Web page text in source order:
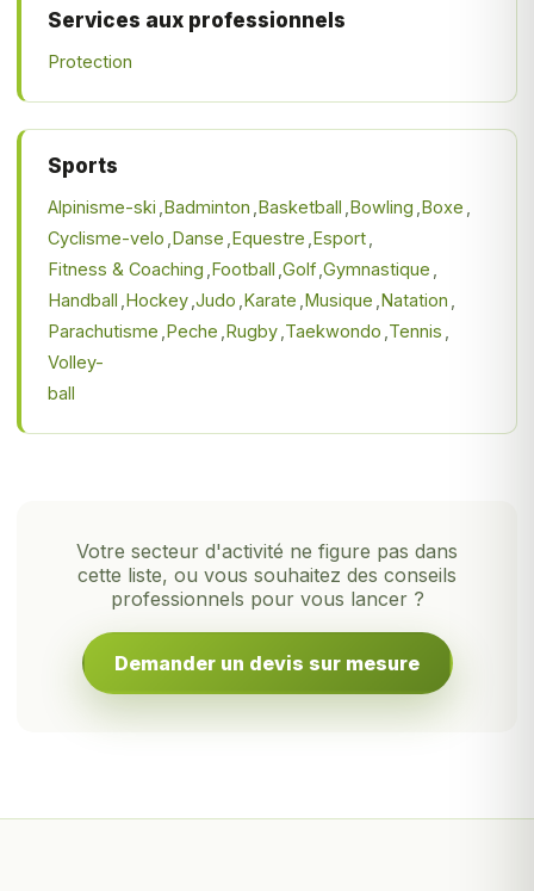
Services aux professionnels
Protection
Sports
Alpinisme-ski Badminton Basketball Bowling Boxe
Cyclisme-velo Danse Equestre Esport
Fitness & Coaching Football Golf Gymnastique
Handball Hockey Judo Karate Musique Natation
Parachutisme Peche Rugby Taekwondo Tennis
Volley-
ball
Votre secteur d'activité ne figure pas dans
cette liste, ou vous souhaitez des conseils
professionnels pour vous lancer ?
Demander un devis sur mesure